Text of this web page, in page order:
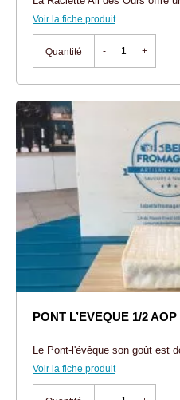
Voir la fiche produit
Quantité - +
PONT L’EVEQUE 1/2 AOP
Le Pont-l'évêque son goût est
Voir la fiche produit